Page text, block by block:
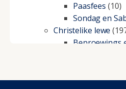
Paasfees (10)
Sondag en
Christelike lewe
Beproewings
Geestelike